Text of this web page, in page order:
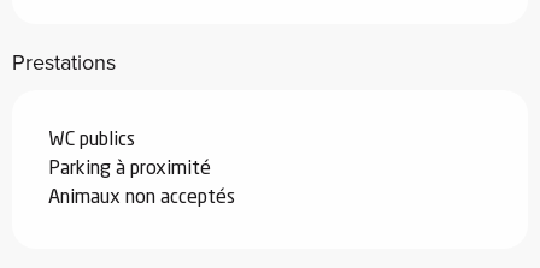
Prestations
WC publics
Parking à proximité
Animaux non acceptés